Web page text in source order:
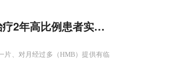
2年高比例患者实现持续应答!
片、对月经过多（HMB）提供有临